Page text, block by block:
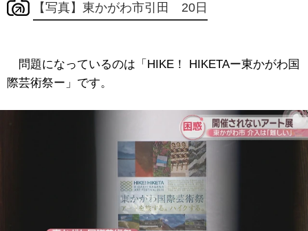
【写真】東かがわ市引田 20日
問題になっているのは「HIKE！ HIKETAー東かがわ国
際芸術祭ー」です。